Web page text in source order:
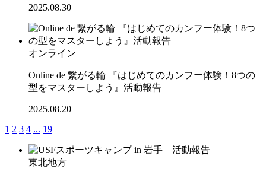
2025.08.30
オンライン
Online de 繋がる輪 『はじめてのカンフー体験！8つの
型をマスターしよう』活動報告
2025.08.20
1 2 3 4 ... 19
東北地方